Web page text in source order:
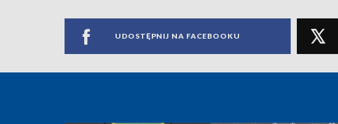
UDOSTĘPNIJ NA FACEBOOKU